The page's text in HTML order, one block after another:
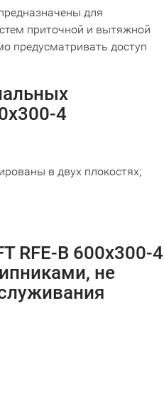
для
приточной и вытяжной
предусматривать доступ
4
в двух плокостях;
RFE-B 600x300-4
не